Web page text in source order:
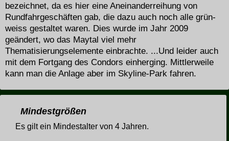
bezeichnet, da es hier eine Aneinanderreihung von
Rundfahrgeschäften gab, die dazu auch noch alle grün-
weiss gestaltet waren. Dies wurde im Jahr 2009
geändert, wo das Maytal viel mehr
Thematisierungselemente einbrachte. ...Und leider auch
mit dem Fortgang des Condors einherging. Mittlerweile
kann man die Anlage aber im Skyline-Park fahren.
Mindestgrößen
Es gilt ein Mindestalter von 4 Jahren.